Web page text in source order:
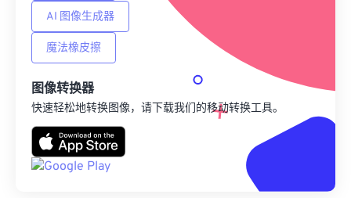
AI 图像生成器
魔法橡皮擦
图像转换器
快速轻松地转换图像，请下载我们的移动转换工具。